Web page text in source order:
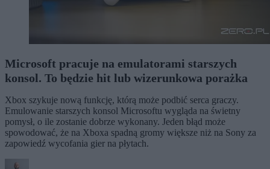
Microsoft pracuje na emulatorami starszych
konsol. To będzie hit lub wizerunkowa porażka
Xbox szykuje nową funkcję, którą może podbić serca graczy.
Emulowanie starszych konsol Microsoftu wygląda na świetny
pomysł, o ile zostanie dobrze wykonany. Jeden błąd może
spowodować, że na Xboxa spadną gromy większe niż na Sony za
zapowiedź wycofania gier na płytach.